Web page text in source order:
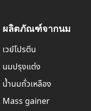
ผลิตภัณฑ์จากนม
เวย์โปรตีน
นมปรุงแต่ง
น้ำนมถั่วเหลือง
Mass gainer